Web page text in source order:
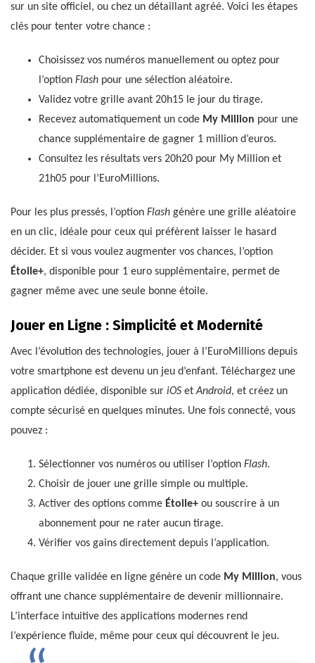
sur un site officiel, ou chez un détaillant agréé. Voici les étapes
clés pour tenter votre chance :
Choisissez vos numéros manuellement ou optez pour
l’option Flash pour une sélection aléatoire.
Validez votre grille avant 20h15 le jour du tirage.
Recevez automatiquement un code My Million pour une
chance supplémentaire de gagner 1 million d’euros.
Consultez les résultats vers 20h20 pour My Million et
21h05 pour l’EuroMillions.
Pour les plus pressés, l’option Flash génère une grille aléatoire
en un clic, idéale pour ceux qui préfèrent laisser le hasard
décider. Et si vous voulez augmenter vos chances, l’option
Étoile+, disponible pour 1 euro supplémentaire, permet de
gagner même avec une seule bonne étoile.
Jouer en Ligne : Simplicité et Modernité
Avec l’évolution des technologies, jouer à l’EuroMillions depuis
votre smartphone est devenu un jeu d’enfant. Téléchargez une
application dédiée, disponible sur iOS etAndroid, et créez un
compte sécurisé en quelques minutes. Une fois connecté, vous
pouvez :
Sélectionner vos numéros ou utiliser l’option Flash.
Choisir de jouer une grille simple ou multiple.
Activer des options comme Étoile+ ou souscrire à un
abonnement pour ne rater aucun tirage.
Vérifier vos gains directement depuis l’application.
Chaque grille validée en ligne génère un code My Million, vous
offrant une chance supplémentaire de devenir millionnaire.
L’interface intuitive des applications modernes rend
l’expérience fluide, même pour ceux qui découvrent le jeu.